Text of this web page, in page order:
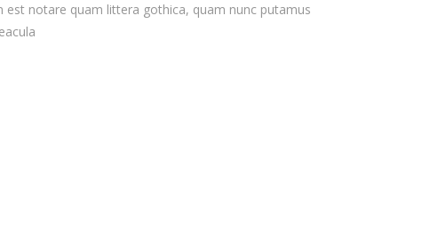
notare quam littera gothica, quam nunc putamus